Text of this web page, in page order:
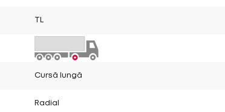
Cursă lungă
Radial